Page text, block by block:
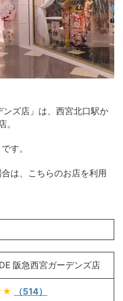
ンズ店」は、西宮北口駅か
す。
は、こちらのお店を利用
阪急西宮ガーデンズ店
（514）